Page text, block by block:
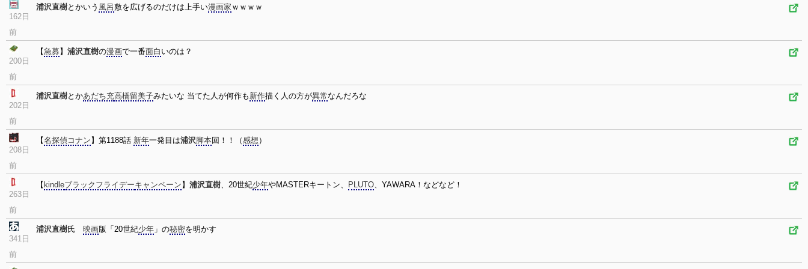
162日
前
浦沢直樹とかいう 風呂敷を広げるのだけは上手い漫画家 ｗｗｗｗ
200日
前
【急募 】 浦沢直樹の漫画で一番面白 いのは？
202日
前
浦沢直樹とかあだち充高橋留美子みたいな 当てた人が何作も 新作描く人の方が異常なんだろな
208日
前
【名探偵コナン 】第1188話 新年一発目は浦沢脚本回！！（感想 ）
263日
前
【 kindleブラックフライデーキャンペーン 】 浦沢直樹、20世紀少年やMASTERキートン、 PLUTO、YAWARA！などなど！
341日
前
浦沢直樹氏 映画版「20世紀少年 」の秘密を明かす